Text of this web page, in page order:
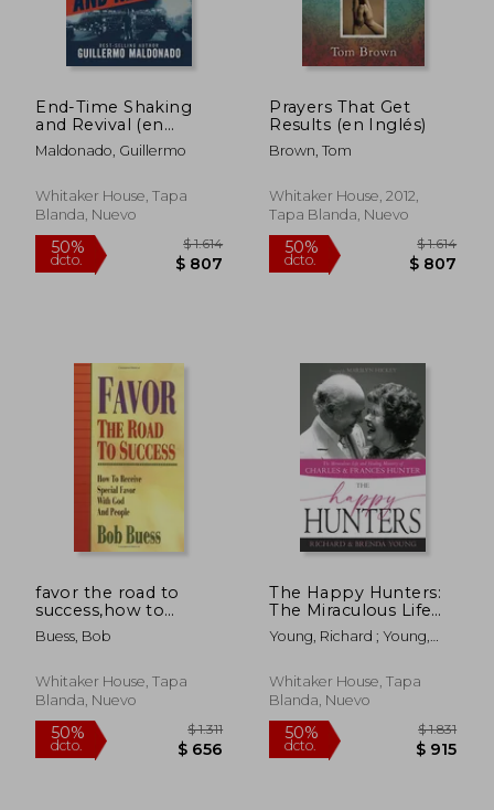
dcto. dcto.
End-Time Shaking
and Revival (en
Inglés)
Maldonado, Guillermo
Whitaker House, Tapa
Blanda, Nuevo
50%
dcto. $ 807
Prayers That Get
Results (en Inglés)
Brown, Tom
Whitaker House, 2012,
Tapa Blanda, Nuevo
50%
dcto. $
favor the road to
success,how to
receive special favor
with god and people
Buess, Bob
Whitaker House, Tapa
Blanda, Nuevo
The Happy Hunters:
The Miraculous Life
and Healing Ministry
of Charles and
Inglés)
Young, Richard ; Young,
Whitaker House, Tapa
Blanda, Nuevo